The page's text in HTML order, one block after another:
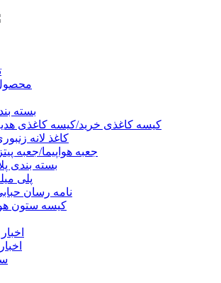
بسته
کیسه کاغذی خرید/کیسه کاغذی
کاغذ لانه
جعبه هواپیما/جعبه پیتزا
بسته بندی
پلی
نامه رسان
کیسه ستون